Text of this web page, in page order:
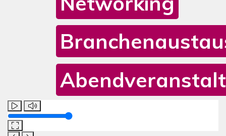
Mediengalerie zur expopharm Night
Das Karussell enthält ein Video und vier Bilder. Mit den
Lautstärke